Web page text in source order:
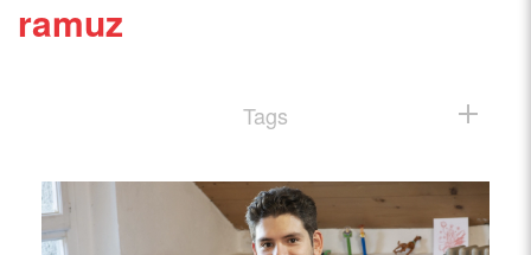
ramuz
Tags